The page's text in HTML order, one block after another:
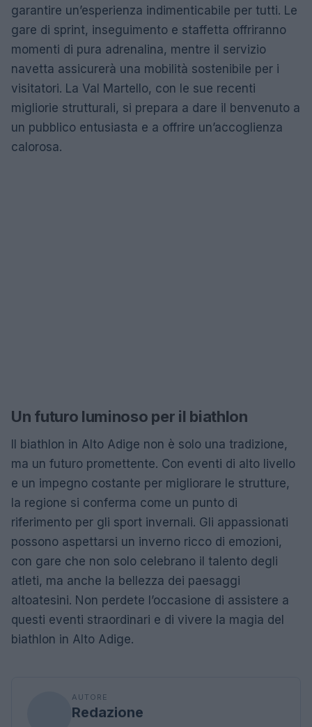
garantire un’esperienza indimenticabile per tutti. Le
gare di sprint, inseguimento e staffetta offriranno
momenti di pura adrenalina, mentre il servizio
navetta assicurerà una mobilità sostenibile per i
visitatori. La Val Martello, con le sue recenti
migliorie strutturali, si prepara a dare il benvenuto a
un pubblico entusiasta e a offrire un’accoglienza
calorosa.
Un futuro luminoso per il biathlon
Il biathlon in Alto Adige non è solo una tradizione,
ma un futuro promettente. Con eventi di alto livello
e un impegno costante per migliorare le strutture,
la regione si conferma come un punto di
riferimento per gli sport invernali. Gli appassionati
possono aspettarsi un inverno ricco di emozioni,
con gare che non solo celebrano il talento degli
atleti, ma anche la bellezza dei paesaggi
altoatesini. Non perdete l’occasione di assistere a
questi eventi straordinari e di vivere la magia del
biathlon in Alto Adige.
AUTORE
Redazione